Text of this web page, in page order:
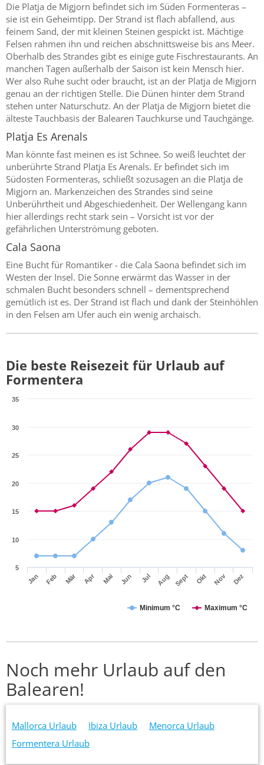
Die Platja de Migjorn befindet sich im Süden Formenteras –
sie ist ein Geheimtipp. Der Strand ist flach abfallend, aus
feinem Sand, der mit kleinen Steinen gespickt ist. Mächtige
Felsen rahmen ihn und reichen abschnittsweise bis ans Meer.
Oberhalb des Strandes gibt es einige gute Fischrestaurants. An
manchen Tagen außerhalb der Saison ist kein Mensch hier.
Wer also Ruhe sucht oder braucht, ist an der Platja de Migjorn
genau an der richtigen Stelle. Die Dünen hinter dem Strand
stehen unter Naturschutz. An der Platja de Migjorn bietet die
älteste Tauchbasis der Balearen Tauchkurse und Tauchgänge.
Platja Es Arenals
Man könnte fast meinen es ist Schnee. So weiß leuchtet der
unberührte Strand Platja Es Arenals. Er befindet sich im
Südosten Formenteras, schließt sozusagen an die Platja de
Migjorn an. Markenzeichen des Strandes sind seine
Unberührtheit und Abgeschiedenheit. Der Wellengang kann
hier allerdings recht stark sein – Vorsicht ist vor der
gefährlichen Unterströmung geboten.
Cala Saona
Eine Bucht für Romantiker - die Cala Saona befindet sich im
Westen der Insel. Die Sonne erwärmt das Wasser in der
schmalen Bucht besonders schnell – dementsprechend
gemütlich ist es. Der Strand ist flach und dank der Steinhöhlen
in den Felsen am Ufer auch ein wenig archaisch.
Die beste Reisezeit für Urlaub auf
Formentera
Minimum °C Maximum °C
Jan Feb Mär Apr Mai Jun Jul Aug Sept Okt Nov Dez
5
10
15
20
25
30
35
Noch mehr Urlaub auf den
Balearen!
Mallorca Urlaub Ibiza Urlaub
Menorca Urlaub
Formentera Urlaub